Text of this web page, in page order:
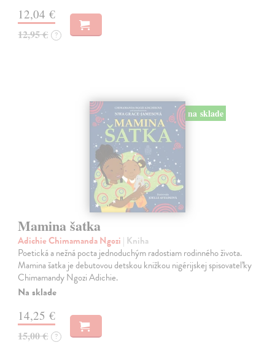
12,04 €
12,95 € ?
na sklade
Mamina šatka
Adichie Chimamanda Ngozi | Kniha
Poetická a nežná pocta jednoduchým radostiam rodinného života.
Mamina šatka je debutovou detskou knižkou nigérijskej spisovateľky
Chimamandy Ngozi Adichie.
Na sklade
14,25 €
15,00 € ?